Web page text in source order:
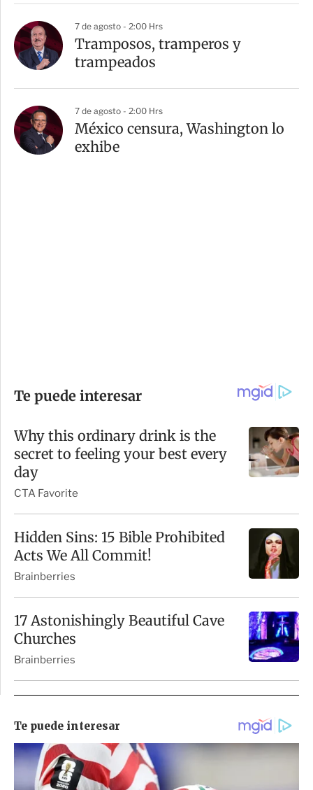
7 de agosto - 2:00 Hrs
Tramposos, tramperos y
trampeados
7 de agosto - 2:00 Hrs
México censura, Washington lo
exhibe